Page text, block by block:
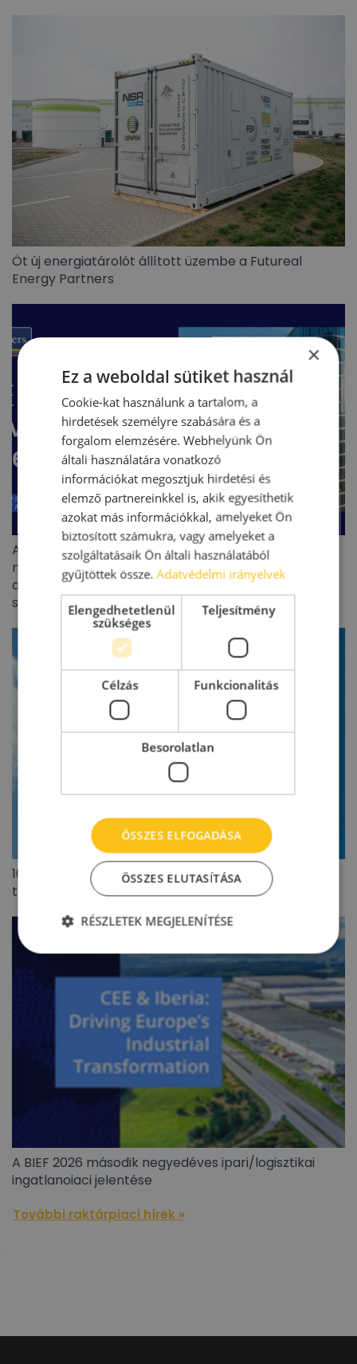
Öt új energiatárolót állított üzembe a Futureal
Energy Partners
A CEE kereskedelmiingatlan-befektetési piac 5,8
milliárd eurós forgalmat ért el 2026 első félévében –
a befektetők visszatértek, de jóval szelektívebb
stratégiával
100 millió eurót meghaladó lengyel ingatlanpiaci
tranzakciót zárt az Appeninn
A BIEF 2026 második negyedéves ipari/logisztikai
ingatlanoiaci jelentése
További raktárpiaci hírek »
×
Ez a weboldal sütiket használ
Cookie-kat használunk a tartalom, a
hirdetések személyre szabására és a
forgalom elemzésére. Webhelyünk Ön
általi használatára vonatkozó
információkat megosztjuk hirdetési és
elemző partnereinkkel is, akik egyesíthetik
azokat más információkkal, amelyeket Ön
biztosított számukra, vagy amelyeket a
szolgáltatásaik Ön általi használatából
gyűjtöttek össze.Adatvédelmi irányelvek
Elengedhetetlenül
szükséges
Teljesítmény
Célzás Funkcionalitás
Besorolatlan
ÖSSZES ELFOGADÁSA
ÖSSZES ELUTASÍTÁSA
RÉSZLETEK MEGJELENÍTÉSE